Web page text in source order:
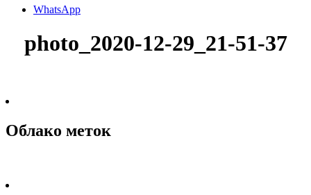
WhatsApp
photo_2020-12-29_21-51-37
Облако меток